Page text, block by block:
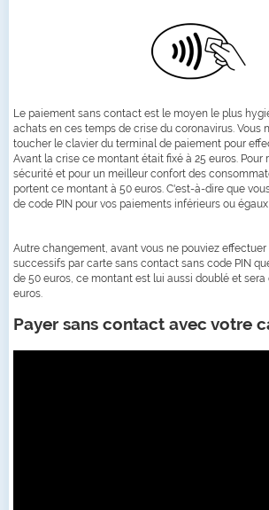
Le paiement sans contact est le moyen le plus
achats en ces temps de crise du coronavirus. Vous
toucher le clavier du terminal de paiement pour
Avant la crise ce montant était fixé à 25 euros. Pour
sécurité et pour un meilleur confort des
portent ce montant à 50 euros. C'est-à-dire que
de code PIN pour vos paiements inférieurs ou
Autre changement, avant vous ne pouviez
successifs par carte sans contact sans code PIN
de 50 euros, ce montant est lui aussi doublé et sera
euros.
Payer sans contact avec votre